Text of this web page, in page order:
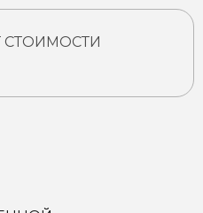
СТОИМОСТИ